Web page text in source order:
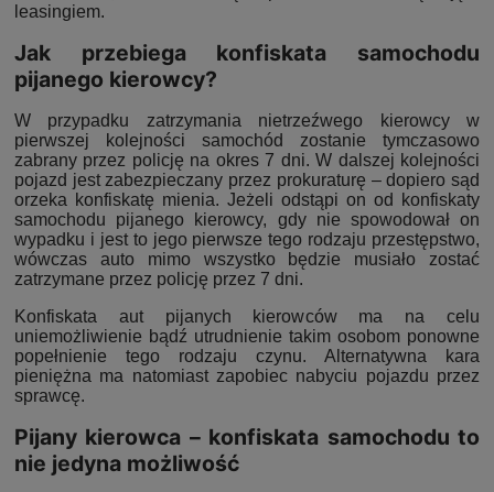
leasingiem.
Jak przebiega konfiskata samochodu
pijanego kierowcy?
W przypadku zatrzymania nietrzeźwego kierowcy w
pierwszej kolejności samochód zostanie tymczasowo
zabrany przez policję na okres 7 dni. W dalszej kolejności
pojazd jest zabezpieczany przez prokuraturę – dopiero sąd
orzeka konfiskatę mienia. Jeżeli odstąpi on od konfiskaty
samochodu pijanego kierowcy, gdy nie spowodował on
wypadku i jest to jego pierwsze tego rodzaju przestępstwo,
wówczas auto mimo wszystko będzie musiało zostać
zatrzymane przez policję przez 7 dni.
Konfiskata aut pijanych kierowców ma na celu
uniemożliwienie bądź utrudnienie takim osobom ponowne
popełnienie tego rodzaju czynu. Alternatywna kara
pieniężna ma natomiast zapobiec nabyciu pojazdu przez
sprawcę.
Pijany kierowca – konfiskata samochodu to
nie jedyna możliwość